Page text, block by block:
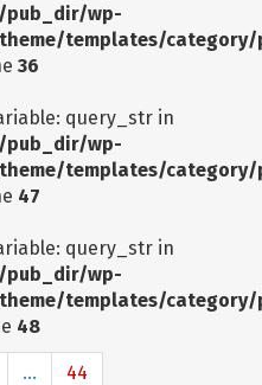
wp-
templates/
36
query_str in
wp-
templates/
47
query_str in
wp-
templates/
48
... 44